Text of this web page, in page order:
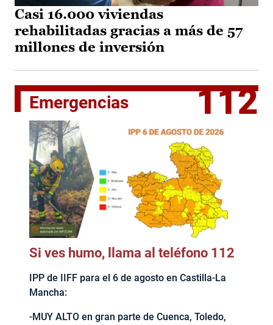
Casi 16.000 viviendas
rehabilitadas gracias a más de 57
millones de inversión
Emergencias 112
Si ves humo, llama al teléfono 112
IPP de IIFF para el 6 de agosto en Castilla-La
Mancha:
-MUY ALTO en gran parte de Cuenca, Toledo,